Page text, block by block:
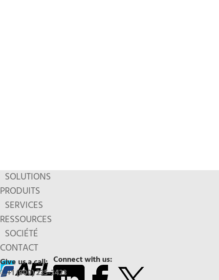
SOLUTIONS
PRODUITS
SERVICES
RESSOURCES
SOCIÉTÉ
CONTACT
Connect with us:
Give us a call:
+1 (800) 235-3423